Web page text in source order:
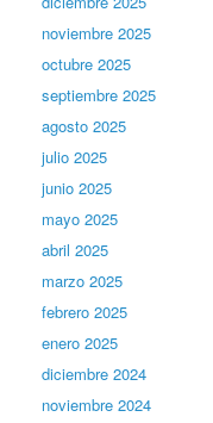
noviembre 2025
octubre 2025
septiembre 2025
agosto 2025
julio 2025
junio 2025
mayo 2025
abril 2025
marzo 2025
febrero 2025
enero 2025
diciembre 2024
noviembre 2024